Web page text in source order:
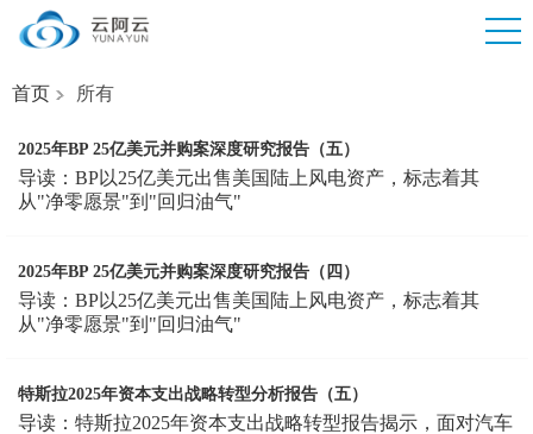
首页 所有
2025年BP 25亿美元并购案深度研究报告（五）
导读：BP以25亿美元出售美国陆上风电资产，标志着其
从"净零愿景"到"回归油气"
2025年BP 25亿美元并购案深度研究报告（四）
导读：BP以25亿美元出售美国陆上风电资产，标志着其
从"净零愿景"到"回归油气"
特斯拉2025年资本支出战略转型分析报告（五）
导读：特斯拉2025年资本支出战略转型报告揭示，面对汽车